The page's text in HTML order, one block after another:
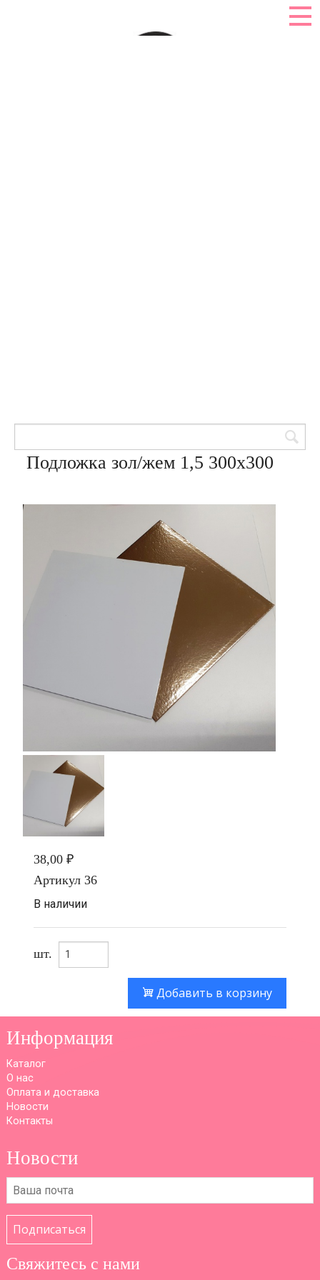
Подложка зол/жем 1,5 300х300
38,00 ₽
Артикул 36
В наличии
шт.
Добавить в корзину
Информация
Каталог
О нас
Оплата и доставка
Новости
Контакты
Новости
Подписаться
Свяжитесь с нами